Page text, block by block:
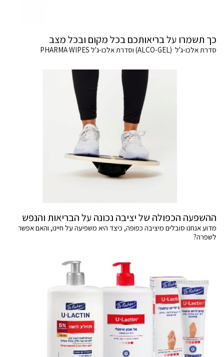
כך תשמרו על בריאותכם בכל מקום ובכל מצב
סדרת אלכו-ג'ל (ALCO-GEL) וסדרת אלכו-ג'ל PHARMA WIPES
ההשפעה הכפולה של יציבה נכונה על הבריאות והנפש
מדוע אנחנו סובלים מיציבה כפופה, כיצד היא משפיעה על חיינו, והאם אפשר
לשפרה?